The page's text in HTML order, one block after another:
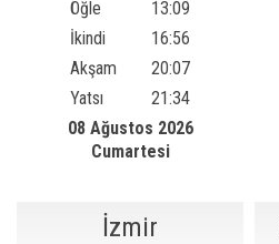
Öğle
13:09
İkindi
16:56
Akşam
20:07
Yatsı
21:34
08 Ağustos 2026
Cumartesi
İzmir